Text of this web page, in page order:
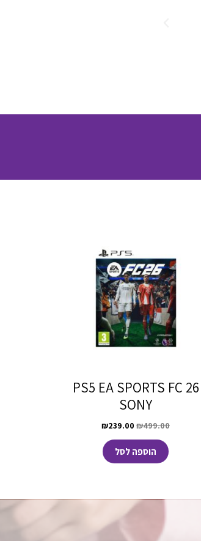
PS5 EA SPORTS FC 26
SONY
₪499.00
₪239.00
הוספה לסל